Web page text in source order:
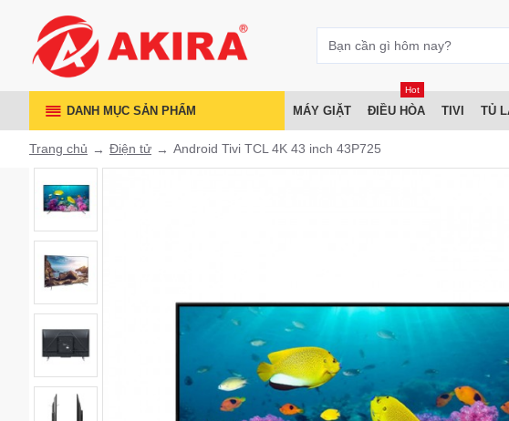
DANH MỤC SẢN PHẨM MÁY GIẶT ĐIỀU HÒA
Hot
TIVI TỦ
Trang chủ Điện tử Android Tivi TCL 4K 43 inch 43P725